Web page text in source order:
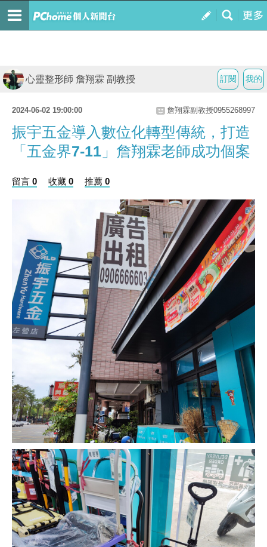
我的
訂閱
心靈整形師 詹翔霖 副教授
2024-06-02 19:00:00 詹翔霖副教授0955268997
振宇五金導入數位化轉型傳統，打造
「五金界7-11」詹翔霖老師成功個案
留言 0 收藏 0 推薦 0